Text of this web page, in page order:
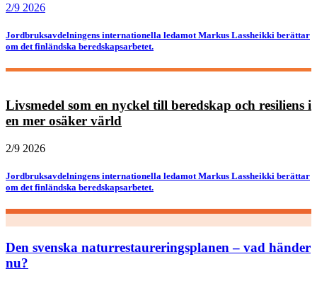
2/9 2026
Jordbruksavdelningens internationella ledamot Markus Lassheikki berättar
om det finländska beredskapsarbetet.
Livsmedel som en nyckel till beredskap och resiliens i
en mer osäker värld
2/9 2026
Jordbruksavdelningens internationella ledamot Markus Lassheikki berättar
om det finländska beredskapsarbetet.
Den svenska naturrestaureringsplanen – vad händer
nu?